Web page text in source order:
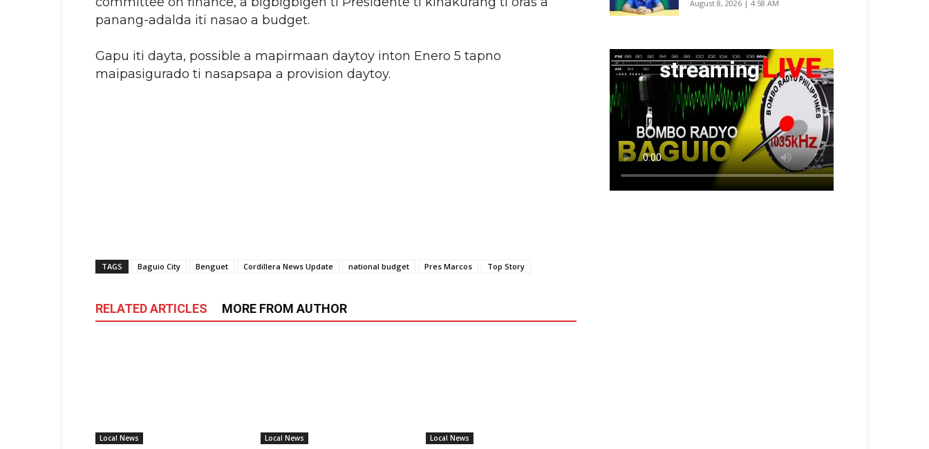
panang-adalda iti nasao a budget.
Gapu iti dayta, possible a mapirmaan daytoy inton Enero 5 tapno
maipasigurado ti nasapsapa a provision daytoy.
TAGS Baguio City Benguet Cordillera News Update national budget Pres Marcos Top Story
RELATED ARTICLES MORE FROM AUTHOR
Local News Local News Local News
August 8, 2026 | 4:58 AM